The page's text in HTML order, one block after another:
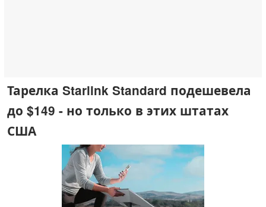
Тарелка Starlink Standard подешевела
до $149 - но только в этих штатах
США